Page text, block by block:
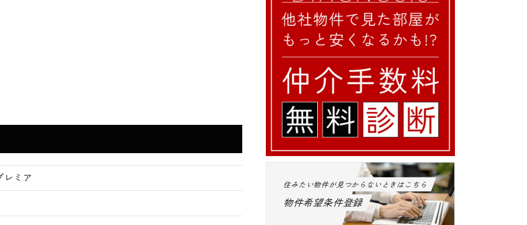
レミア
住みたい物件が見つからないときはこちら
物件希望条件登録